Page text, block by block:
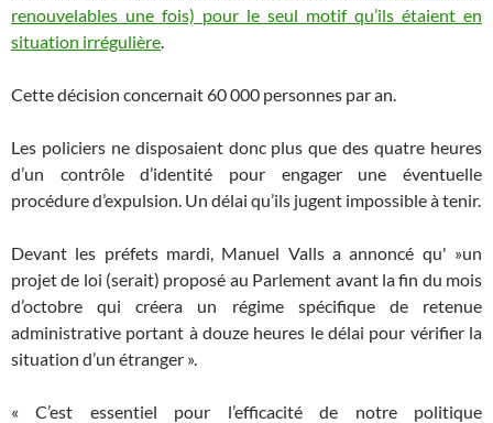
renouvelables une fois) pour le seul motif qu’ils étaient en
situation irrégulière.
Cette décision concernait 60 000 personnes par an.
Les policiers ne disposaient donc plus que des quatre heures
d’un contrôle d’identité pour engager une éventuelle
procédure d’expulsion. Un délai qu’ils jugent impossible à tenir.
Devant les préfets mardi, Manuel Valls a annoncé qu' »un
projet de loi (serait) proposé au Parlement avant la fin du mois
d’octobre qui créera un régime spécifique de retenue
administrative portant à douze heures le délai pour vérifier la
situation d’un étranger ».
« C’est essentiel pour l’efficacité de notre politique